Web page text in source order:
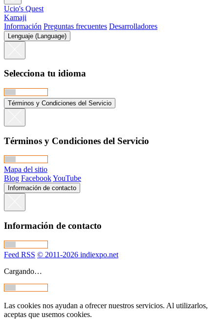
Ucio's Quest
Kamaji
Información Preguntas frecuentes Desarrolladores
Lenguaje (Language)
Selecciona tu idioma
Términos y Condiciones del Servicio
Términos y Condiciones del Servicio
Mapa del sitio
Blog FacebookYouTube
Información de contacto
Información de contacto
Feed RSS © 2011-2026 indiexpo.net
Cargando…
Las cookies nos ayudan a ofrecer nuestros servicios. Al utilizarlos,
aceptas que usemos cookies.